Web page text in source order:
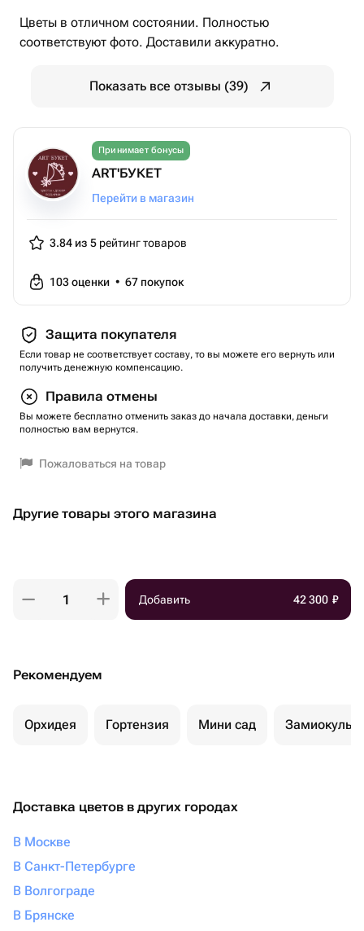
Цветы в отличном состоянии. Полностью
соответствуют фото. Доставили аккуратно.
Показать все отзывы (39)
Принимает бонусы
ART'БУКЕТ
Перейти в магазин
3.84 из 5 рейтинг товаров
103оценки • 67 покупок
Защита покупателя
Если товар не соответствует составу, то вы можете его вернуть или
получить денежную компенсацию.
Правила отмены
Вы можете бесплатно отменить заказ до начала доставки, деньги
полностью вам вернутся.
Пожаловаться на товар
Другие товары этого магазина
Добавить 42 300 ₽
Рекомендуем
Орхидея Гортензия Мини сад
Доставка цветов в других городах
В Москве
В Санкт-Петербурге
В Волгограде
В Брянске